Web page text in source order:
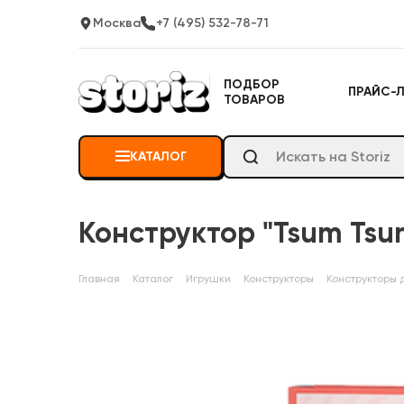
Москва +7 (495) 532-78-71
ПОДБОР
ТОВАРОВ
ПРАЙС-
КАТАЛОГ
Конструктор "Tsum
Главная Каталог Игрушки Конструкторы Конструкторы